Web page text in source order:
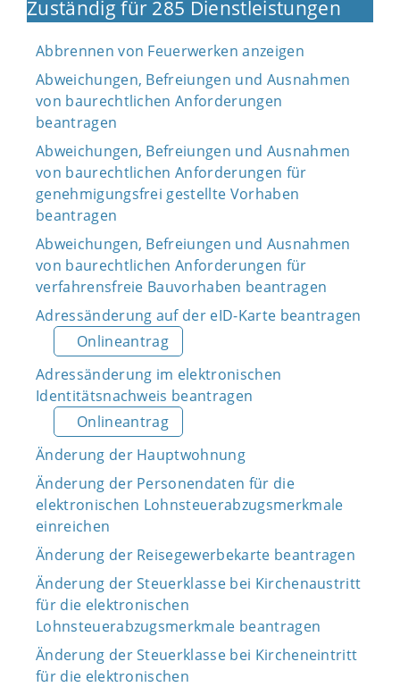
Zuständig für 285 Dienstleistungen
Abbrennen von Feuerwerken anzeigen
Abweichungen, Befreiungen und Ausnahmen
von baurechtlichen Anforderungen
beantragen
Abweichungen, Befreiungen und Ausnahmen
von baurechtlichen Anforderungen für
genehmigungsfrei gestellte Vorhaben
beantragen
Abweichungen, Befreiungen und Ausnahmen
von baurechtlichen Anforderungen für
verfahrensfreie Bauvorhaben beantragen
Adressänderung auf der eID-Karte beantragen
Onlineantrag
Adressänderung im elektronischen
Identitätsnachweis beantragen
Onlineantrag
Änderung der Hauptwohnung
Änderung der Personendaten für die
elektronischen Lohnsteuerabzugsmerkmale
einreichen
Änderung der Reisegewerbekarte beantragen
Änderung der Steuerklasse bei Kirchenaustritt
für die elektronischen
Lohnsteuerabzugsmerkmale beantragen
Änderung der Steuerklasse bei Kircheneintritt
für die elektronischen